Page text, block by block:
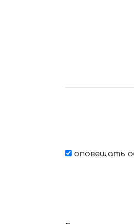
оповещать